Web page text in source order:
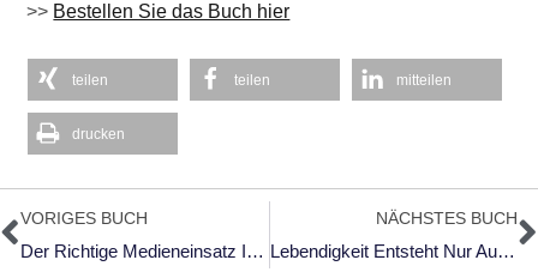
>> Bestellen Sie das Buch hier
teilen teilen mitteilen
drucken
Zurück
VORIGES BUCH
Der Richtige Medieneinsatz In Der Agilen Managementpraxis
NÄCHSTES BUCH
Lebendigkeit Entsteht Nur Aus Der Akzeptanz Des Unverfügbaren